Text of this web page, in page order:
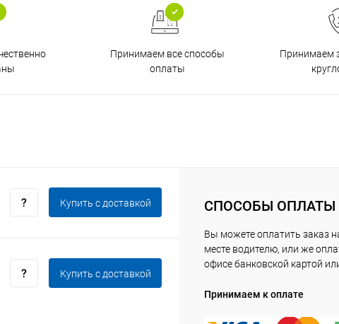
Принимаем все способы
оплаты
Принимаем
Купить c доставкой
Купить c доставкой
СПОСОБЫ ОПЛАТЫ
Вы можете оплатить заказ
месте водителю, или же
офисе банковской картой
Принимаем к оплате